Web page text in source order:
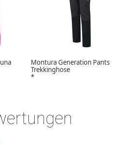
Montura Generation Pants
Trekkinghose
*